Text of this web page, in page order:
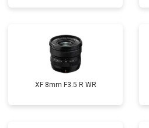
XF 8mm F3.5 R WR